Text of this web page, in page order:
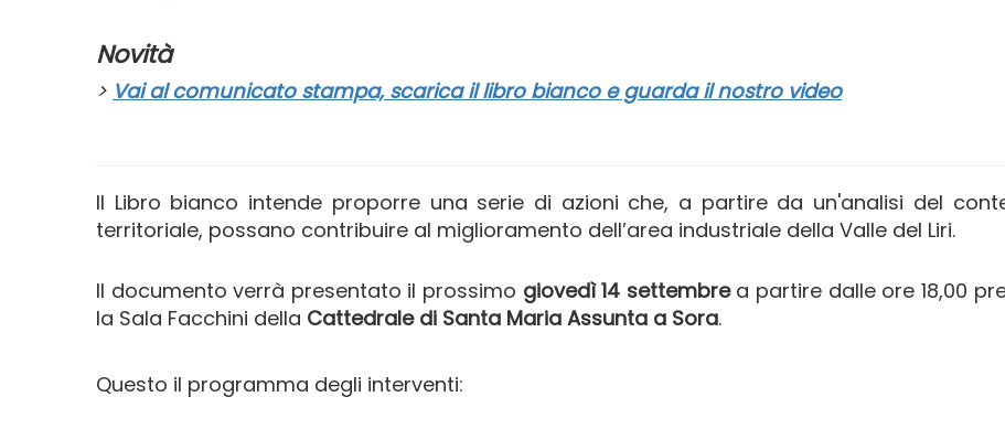
Novità
> Vai al comunicato stampa, scarica il libro bianco e guarda il nostro video
Il Libro bianco intende proporre una serie di azioni che, a partire da un'analisi del
territoriale, possano contribuire al miglioramento dell’area industriale della Valle del Liri.
Il documento verrà presentato il prossimo giovedì 14 settembrea partire dalle ore 18,00
la Sala Facchini della Cattedrale di Santa Maria Assunta a Sora.
Questo il programma degli interventi: